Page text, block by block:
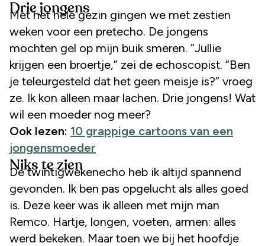
Drie jongens
Met het hele gezin gingen we met zestien
weken voor een pretecho. De jongens
mochten gel op mijn buik smeren. “Jullie
krijgen een broertje,” zei de echoscopist. “Ben
je teleurgesteld dat het geen meisje is?” vroeg
ze. Ik kon alleen maar lachen. Drie jongens! Wat
wil een moeder nog meer?
Ook lezen: 10 grappige cartoons van een
jongensmoeder
Niks te zien
De twintigwekenecho heb ik altijd spannend
gevonden. Ik ben pas opgelucht als alles goed
is. Deze keer was ik alleen met mijn man
Remco. Hartje, longen, voeten, armen: alles
werd bekeken. Maar toen we bij het hoofdje